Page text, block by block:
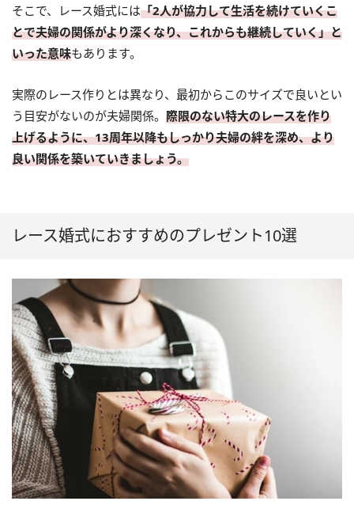
そこで、レース婚式には「2人が協力して生活を続けていくこ
とで夫婦の関係がより深くなり、これからも継続していく」と
いった意味もあります。
実際のレース作りとは異なり、最初からこのサイズで良いとい
う目安がないのが夫婦関係。 際限のない特大のレースを作り
上げるように、13周年以降もしっかり夫婦の絆を深め、より
良い関係を築いていきましょう。
レース婚式におすすめのプレゼント10選